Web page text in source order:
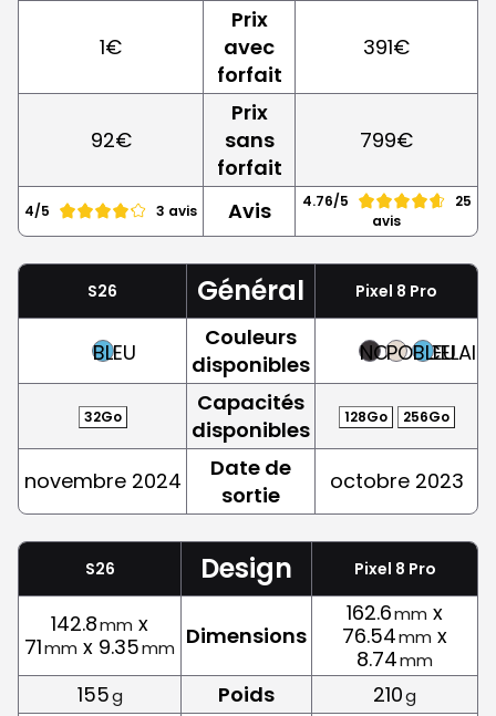
1€
Prix
avec
forfait
391€
92€
Prix
sans
forfait
799€
4/5 3 avis Avis 4.76/5
25
avis
S26 Général Pixel 8 Pro
BLEU
Couleurs
disponibles
NOIR BLEU
32Go
Capacités
disponibles
128Go 256Go
novembre 2024
Date de
sortie
octobre 2023
S26 Design Pixel 8 Pro
142.8mm x
71mm x 9.35mm Dimensions
162.6mm x
76.54mm x
8.74mm
155g Poids 210g